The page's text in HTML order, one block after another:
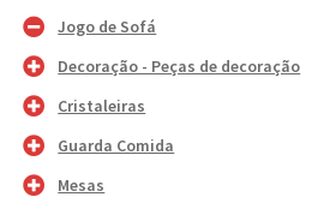
Jogo de Sofá
Decoração - Peças de decoração
Cristaleiras
Guarda Comida
Mesas